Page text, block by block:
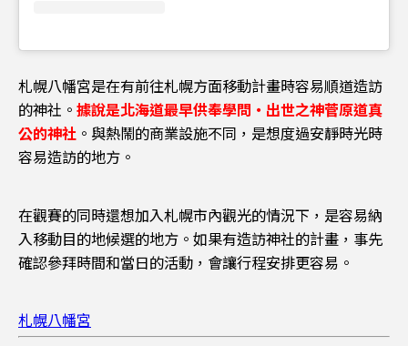
札幌八幡宮是在有前往札幌方面移動計畫時容易順道造訪
的神社。 據說是北海道最早供奉學問・出世之神菅原道真
公的神社 。與熱鬧的商業設施不同，是想度過安靜時光時
容易造訪的地方。
在觀賽的同時還想加入札幌市內觀光的情況下，是容易納
入移動目的地候選的地方。如果有造訪神社的計畫，事先
確認參拜時間和當日的活動，會讓行程安排更容易。
札幌八幡宮